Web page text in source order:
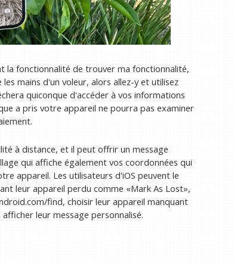
la fonctionnalité de trouver ma fonctionnalité,
mains d'un voleur, alors allez-y et utilisez
quiconque d'accéder à vos informations
a pris votre appareil ne pourra pas examiner
à distance, et il peut offrir un message
qui affiche également vos coordonnées qui
appareil. Les utilisateurs d'iOS peuvent le
leur appareil perdu comme «Mark As Lost»,
find, choisir leur appareil manquant
leur message personnalisé.